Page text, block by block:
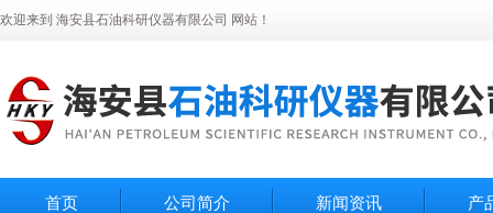
欢迎来到 海安县石油科研仪器有限公司 网站！
首页 公司简介 新闻资讯 产